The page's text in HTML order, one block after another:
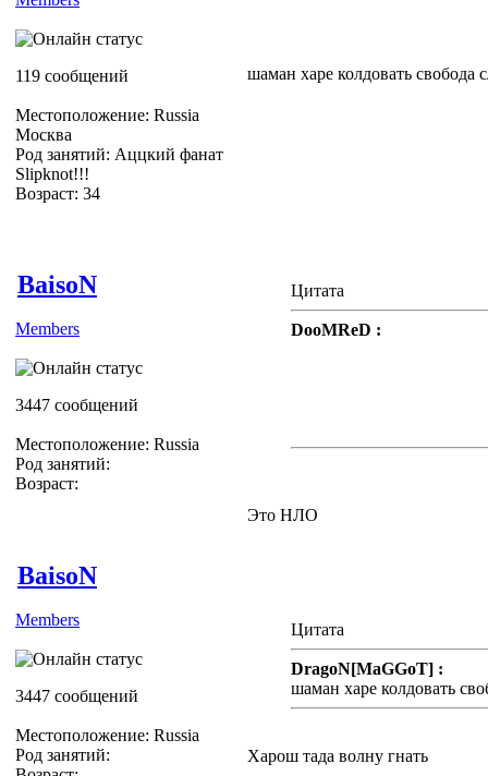
119 сообщений
Местоположение: Russia
Москва
Род занятий: Аццкий фанат
Slipknot!!!
Возраст: 34
шаман харе колдовать свобода
BaisoN
Members
3447 сообщений
Местоположение: Russia
Род занятий:
Возраст:
Цитата
DooMReD :
Это НЛО
BaisoN
Members
3447 сообщений
Местоположение: Russia
Род занятий:
Цитата
DragoN[MaGGoT] :
шаман харе колдовать
Харош тада волну гнать